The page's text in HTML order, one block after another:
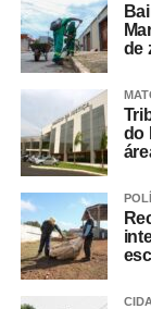
de
do